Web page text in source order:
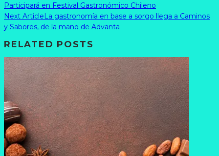
Participará en Festival Gastronómico Chileno
Next Article La gastronomía en base a sorgo llega a Caminos
y Sabores, de la mano de Advanta
RELATED POSTS